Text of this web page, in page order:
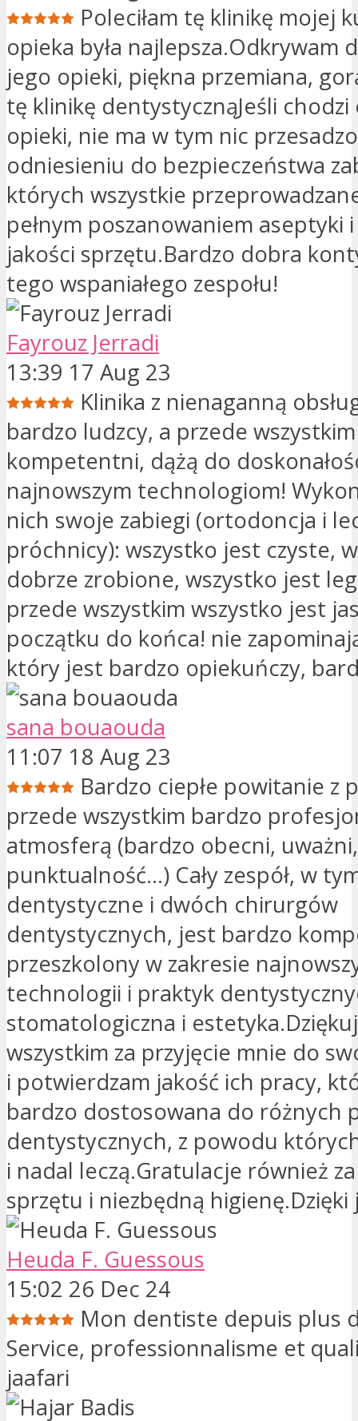
Poleciłam tę klinikę mojej
opieka była najlepsza.Odkrywam
jego opieki, piękna przemiana,
tę klinikę dentystycznąJeśli chodzi
opieki, nie ma w tym nic
odniesieniu do bezpieczeństwa
których wszystkie
pełnym poszanowaniem aseptyki
jakości sprzętu.Bardzo dobra
tego wspaniałego zespołu!
Fayrouz Jerradi
13:39 17 Aug 23
Klinika z nienaganną
bardzo ludzcy, a przede wszystkim
kompetentni, dążą do
najnowszym technologiom!
nich swoje zabiegi (ortodoncja i
próchnicy): wszystko jest czyste,
dobrze zrobione, wszystko jest
przede wszystkim wszystko jest
początku do końca! nie
który jest bardzo opiekuńczy,
sana bouaouda
11:07 18 Aug 23
Bardzo ciepłe powitanie z
przede wszystkim bardzo
atmosferą (bardzo obecni,
punktualność...) Cały zespół, w
dentystyczne i dwóch chirurgów
dentystycznych, jest bardzo
przeszkolony w zakresie
technologii i praktyk
stomatologiczna i
wszystkim za przyjęcie mnie do
i potwierdzam jakość ich pracy,
bardzo dostosowana do różnych
dentystycznych, z powodu
i nadal leczą.Gratulacje również
sprzętu i niezbędną higienę.Dzięki
Heuda F. Guessous
15:02 26 Dec 24
Mon dentiste depuis plus
Service, professionnalisme et
jaafari